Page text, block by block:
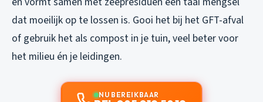
dat moeilijk op te lossen is. Gooi het bij het GFT-afval
of gebruik het als compost in je tuin, veel beter voor
het milieu én je leidingen.
NU BEREIKBAAR